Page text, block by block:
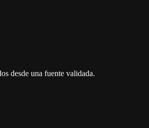
desde una fuente validada.